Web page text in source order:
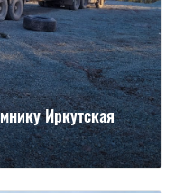
Иркутская